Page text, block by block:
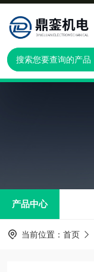
产品中心
当前位置： 首页